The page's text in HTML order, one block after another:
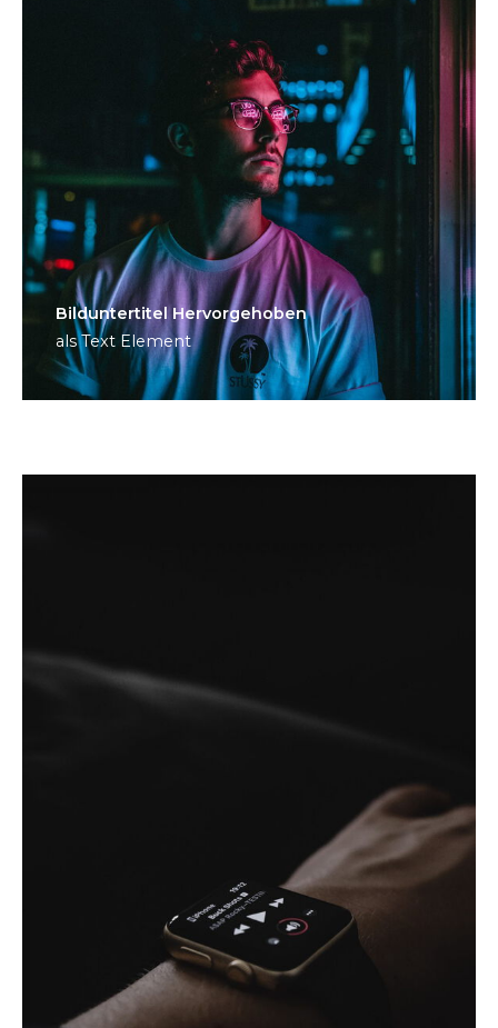
Bild­unter­titel Hervorgehoben
als Text Element